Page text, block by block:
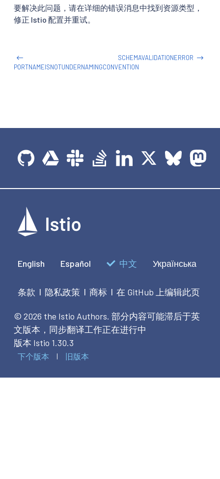
gateways:
- httpbin-gateway
gateway
要解决此问题，请在详细的错误消息中找到资源类型，
修正 Istio 配置并重试。
PORTNAMEISNOTUNDERNAMINGCONVENTION
SCHEMAVALIDATIONERROR
English Español 中文 Українська
条款 | 隐私政策 | 商标 | 在 GitHub 上编辑此页
© 2026 the Istio Authors. 部分内容可能滞后于英
文版本，同步翻译工作正在进行中
版本 Istio 1.30.3
下个版本 旧版本